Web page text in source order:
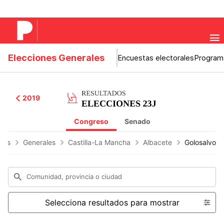
Elecciones Generales Encuestas electorales
2019
Congreso Senado
Generales Castilla-La Mancha Albacete Golosalvo
Comunidad, provincia o ciudad
Selecciona resultados para mostrar